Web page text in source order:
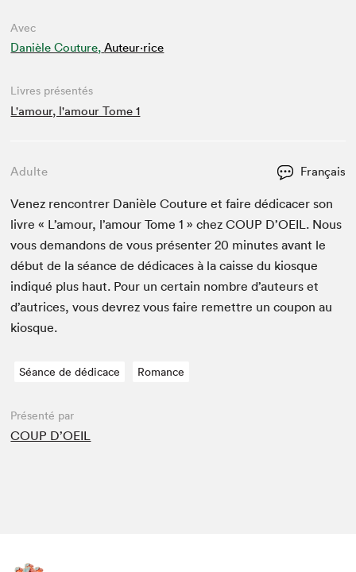
Avec
Danièle Couture, Auteur·rice
Livres présentés
L'amour, l'amour Tome 1
Adulte Français
Venez ren­con­tr­er Danièle Cou­ture et faire dédi­cac­er son
livre « L’amour, l’amour Tome1 » chezCOUP D’OEIL. Nous
vous deman­dons de vous présen­ter20 min­utes avant le
début de la séance de dédi­caces à la caisse du kiosque
indiqué plus haut. Pour un cer­tain nom­bre d’auteurs et
d’autrices, vous devrez vous faire remet­tre un coupon au
kiosque.
Séance de dédicace Romance
Présenté par
COUP D’OEIL